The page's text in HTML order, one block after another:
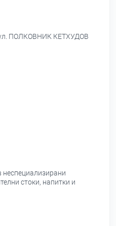
ПОЛКОВНИК КЕТХУДОВ
неспециализирани
стоки, напитки и